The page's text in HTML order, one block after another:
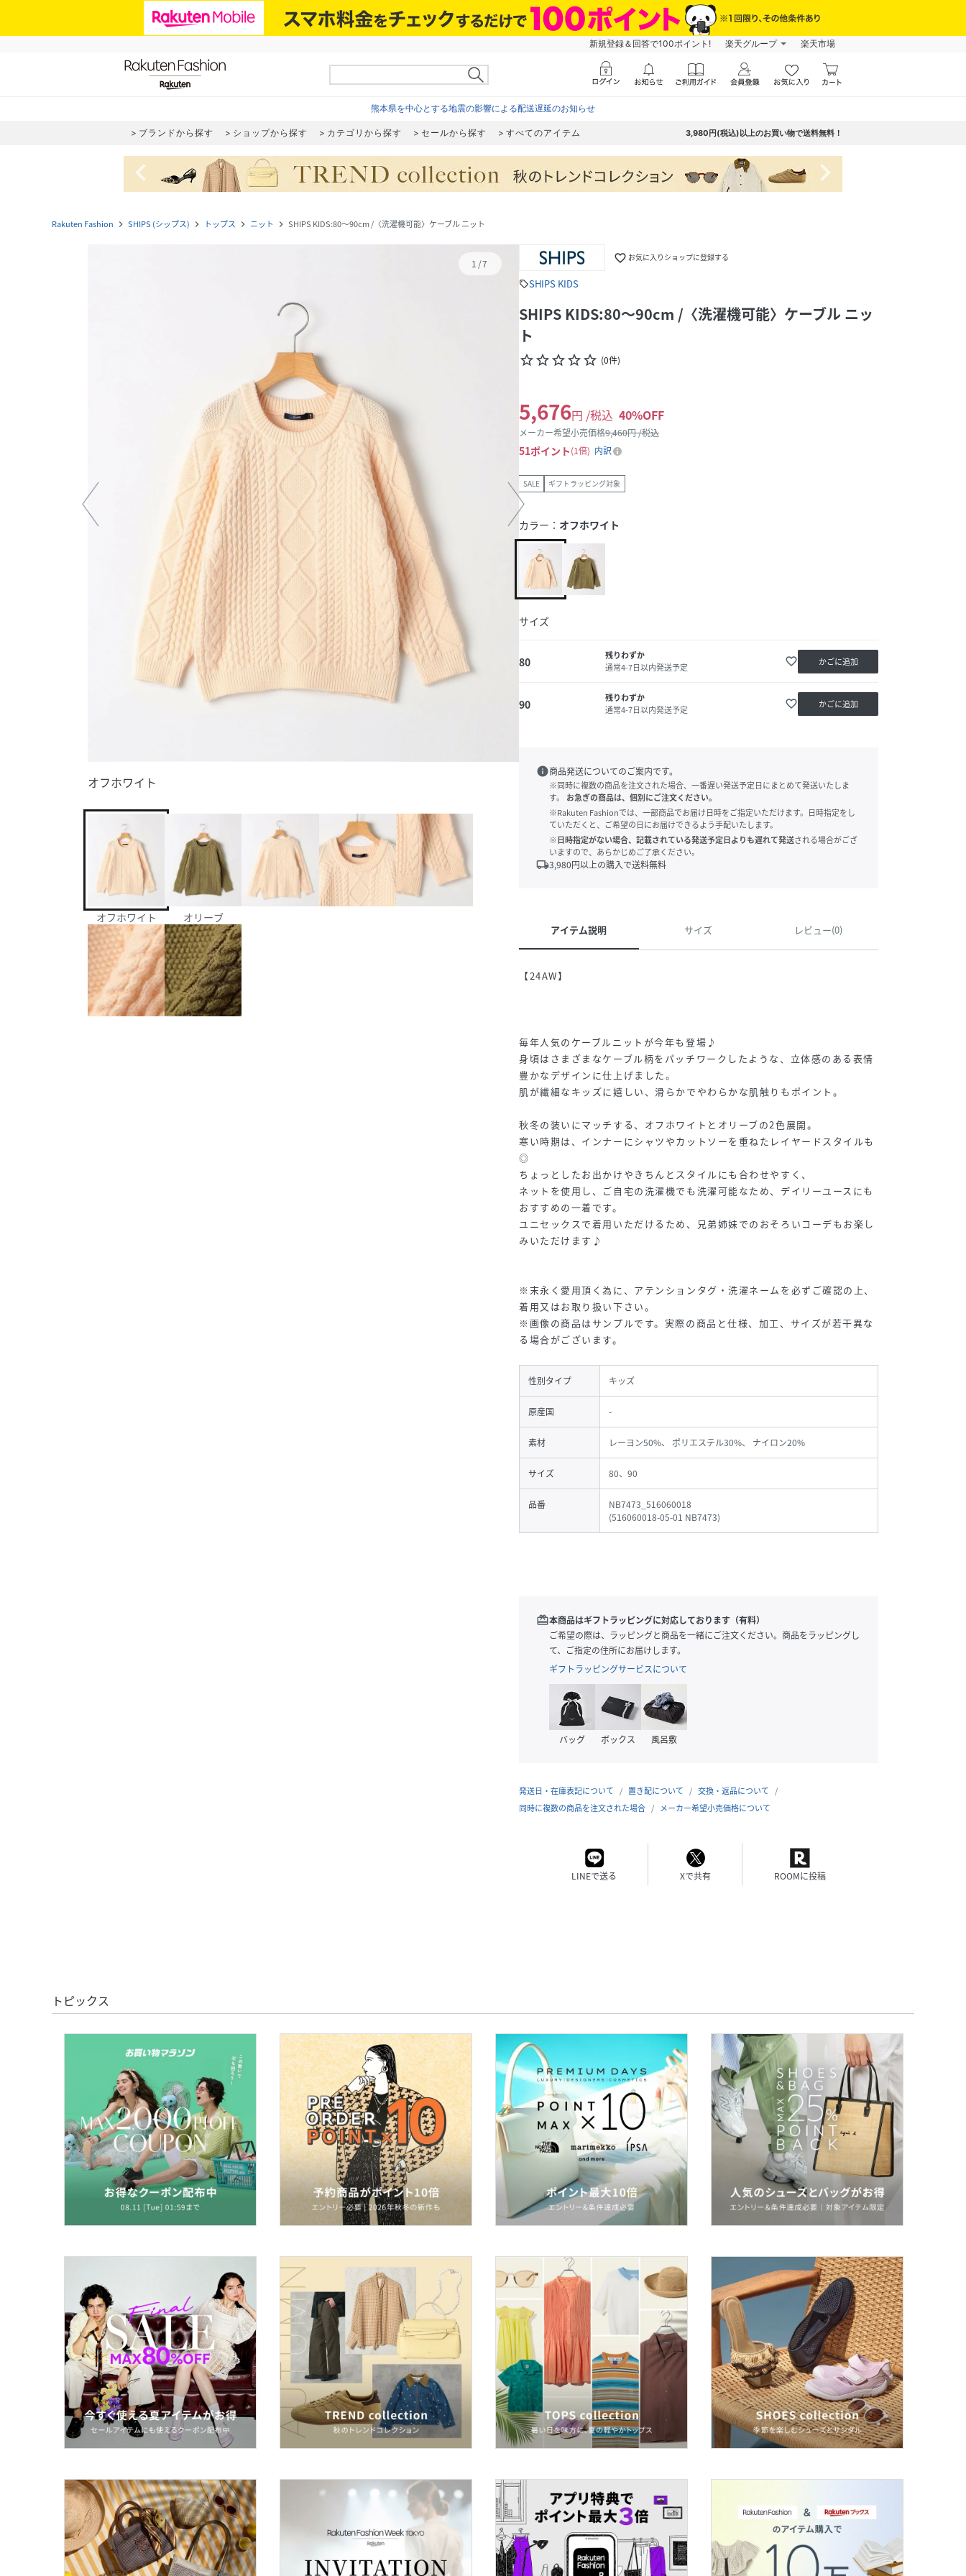
新規登録＆回答で100ポイント! 楽天グループ 楽天市場
熊本県を中心とする地震の影響による配送遅延のお知らせ
ブランドから探す ショップから探す カテゴリから探す セールから探す すべてのアイテム 3,980円(税込)以上のお買い物で送料無料！
navigate_before navigate_next
Rakuten Fashion navigate_next SHIPS (シップス) navigate_next トップス navigate_next ニット navigate_next SHIPS KIDS:80～90cm /〈洗濯機可能〉ケーブル ニット
1 /7
オフホワイト
オフホワイト オリーブ
favorite_border お気に入りショップに登録する
sellSHIPS KIDS
SHIPS KIDS:80～90cm /〈洗濯機可能〉ケーブル ニッ
ト
star_borderstar_borderstar_borderstar_borderstar_border (0件)
5,676円 /税込 40%OFF
メーカー希望小売価格9,460円 /税込
51ポイント 1倍 内訳
SALE ギフトラッピング対象
カラー： オフホワイト
サイズ
80
残りわずか
通常4-7日以内発送予定
favorite_border かごに追加
90
残りわずか
通常4-7日以内発送予定
favorite_border かごに追加
info商品発送についてのご案内です。
※同時に複数の商品を注文された場合、一番遅い発送予定日にまとめて発送いたしま
す。
お急ぎの商品は、個別にご注文ください。
※Rakuten Fashionでは、一部商品でお届け日時をご指定いただけます。日時指定をし
ていただくと、ご希望の日にお届けできるよう手配いたします。
※日時指定がない場合、記載されている発送予定日よりも遅れて発送される場合がござ
いますので、あらかじめご了承ください。
local_shipping3,980円以上の購入で送料無料
アイテム説明 サイズ レビュー(0)
【24AW】
毎年人気のケーブルニットが今年も登場♪
身頃はさまざまなケーブル柄をパッチワークしたような、立体感のある表情
豊かなデザインに仕上げました。
肌が繊細なキッズに嬉しい、滑らかでやわらかな肌触りもポイント。
秋冬の装いにマッチする、オフホワイトとオリーブの2色展開。
寒い時期は、インナーにシャツやカットソーを重ねたレイヤードスタイルも
◎
ちょっとしたお出かけやきちんとスタイルにも合わせやすく、
ネットを使用し、ご自宅の洗濯機でも洗濯可能なため、デイリーユースにも
おすすめの一着です。
ユニセックスで着用いただけるため、兄弟姉妹でのおそろいコーデもお楽し
みいただけます♪
※末永く愛用頂く為に、アテンションタグ・洗濯ネームを必ずご確認の上、
着用又はお取り扱い下さい。
※画像の商品はサンプルです。実際の商品と仕様、加工、サイズが若干異な
る場合がございます。
性別タイプ キッズ
原産国 -
素材 レーヨン50%、 ポリエステル30%、 ナイロン20%
サイズ 80、90
品番
NB7473_516060018
(516060018-05-01 NB7473)
redeem本商品はギフトラッピングに対応しております（有料）
ご希望の際は、ラッピングと商品を一緒にご注文ください。商品をラッピングし
て、ご指定の住所にお届けします。
ギフトラッピングサービスについて
バッグ ボックス 風呂敷
発送日・在庫表記について 置き配について
交換・返品について
同時に複数の商品を注文された場合
メーカー希望小売価格について
LINEで送る Xで共有 ROOMに投稿
トピックス